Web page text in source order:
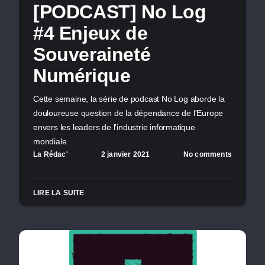
[PODCAST] No Log
#4 Enjeux de
Souveraineté
Numérique
Cette semaine, la série de podcast No Log aborde la
douloureuse question de la dépendance de l'Europe
envers les leaders de l'industrie informatique
mondiale.
La Rédac' 2 janvier 2021 No comments
LIRE LA SUITE